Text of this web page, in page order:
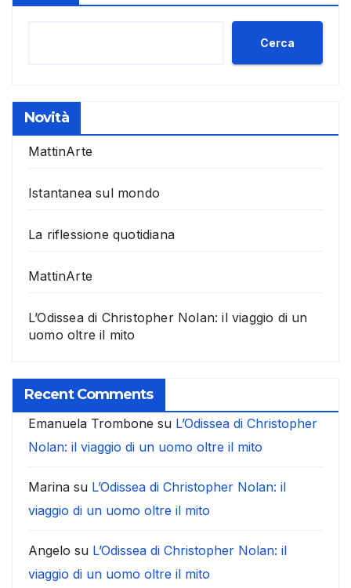
Cerca
Novità
MattinArte
Istantanea sul mondo
La riflessione quotidiana
MattinArte
L’Odissea di Christopher Nolan: il viaggio di un
uomo oltre il mito
Recent Comments
Emanuela Trombone su L’Odissea di Christopher
Nolan: il viaggio di un uomo oltre il mito
Marina su L’Odissea di Christopher Nolan: il
viaggio di un uomo oltre il mito
Angelo su L’Odissea di Christopher Nolan: il
viaggio di un uomo oltre il mito